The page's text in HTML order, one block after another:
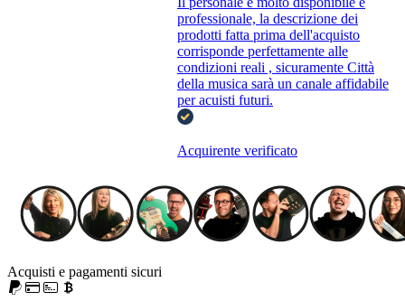
professionale, la descrizione dei
prodotti fatta prima dell'acquisto
corrisponde perfettamente alle
condizioni reali , sicuramente Città
della musica sarà un canale affidabile
per acuisti futuri.
Acquirente verificato
Acquisti e pagamenti sicuri